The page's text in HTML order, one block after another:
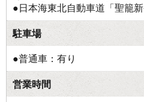
●日本海東北自動車道「聖籠
駐車場
●普通車：有り
営業時間